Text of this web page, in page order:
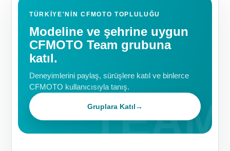
TÜRKIYE'NIN CFMOTO TOPLULUĞU
Modeline ve şehrine uygun
CFMOTO Team grubuna
katıl.
Deneyimlerini paylaş, sürüşlere katıl ve binlerce
CFMOTO kullanıcısıyla tanış.
Gruplara Katıl→